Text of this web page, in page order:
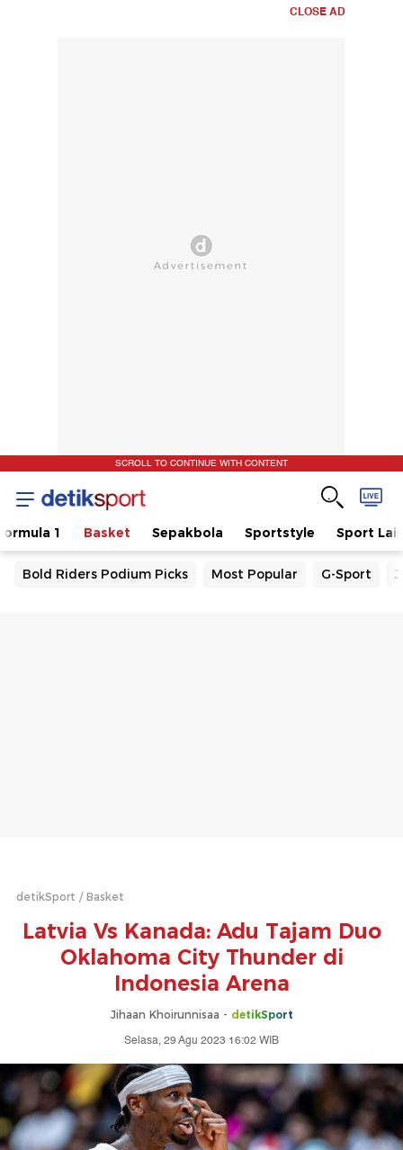
CLOSE AD
SCROLL TO CONTINUE WITH CONTENT
1 Basket Sepakbola Sportstyle Sport
Bold Riders Podium Picks Most Popular G-Sport
detikSport Basket
Latvia Vs Kanada: Adu Tajam Duo
Oklahoma City Thunder di
Indonesia Arena
Jihaan Khoirunnisaa - detikSport
Selasa, 29 Agu 2023 16:02 WIB